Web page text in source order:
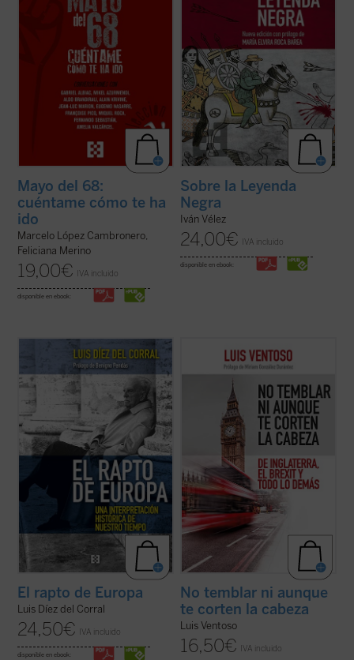
mayo, tales como la experiencia ...
Mayo del 68:
cuéntame cómo te ha
ido
Marcelo López Cambronero,
Feliciana Merino
19,00€ IVA incluido
disponible en ebook:
Sobre la Leyenda
Negra
Iván Vélez
24,00€ IVA incluido
disponible en ebook:
El rapto de Europa constituye uno de los
más importantes proyectos de
interpretación histórica sobre Europa
elaborados en el siglo XX, además de un
lúcido diagnóstico profético de la
incertidumbre que se ha ido apoderando en
El rapto de Europa
Luis Díez del Corral
24,50€ IVA incluido
disponible en ebook:
Luis Ventoso, columnista y director adjunto
y apasionado de lo inglés, ha
estudiado a los ingleses y a su país con una
profundo. El resultado de su exploración
durante años de residencia ... (ver ficha)
No temblar ni aunque
te corten la cabeza
Luis Ventoso
16,50€ IVA incluido